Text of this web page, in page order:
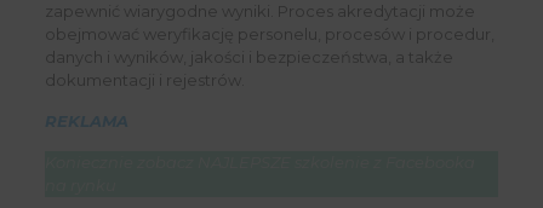
zapewnić wiarygodne wyniki. Proces akredytacji może
obejmować weryfikację personelu, procesów i procedur,
danych i wyników, jakości i bezpieczeństwa, a także
dokumentacji i rejestrów.
REKLAMA